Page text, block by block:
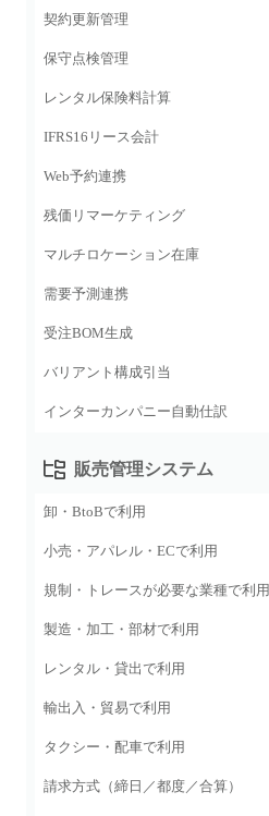
契約更新管理
保守点検管理
レンタル保険料計算
IFRS16リース会計
Web予約連携
残価リマーケティング
マルチロケーション在庫
需要予測連携
受注BOM生成
バリアント構成引当
インターカンパニー自動仕訳
販売管理システム
卸・BtoBで利用
小売・アパレル・ECで利用
規制・トレースが必要な業種で利用
製造・加工・部材で利用
レンタル・貸出で利用
輸出入・貿易で利用
タクシー・配車で利用
請求方式（締日／都度／合算）